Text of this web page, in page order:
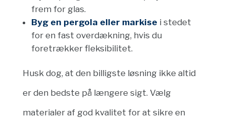
frem for glas.
Byg en pergola eller markise i stedet
for en fast overdækning, hvis du
foretrækker fleksibilitet.
Husk dog, at den billigste løsning ikke altid
er den bedste på længere sigt. Vælg
materialer af god kvalitet for at sikre en